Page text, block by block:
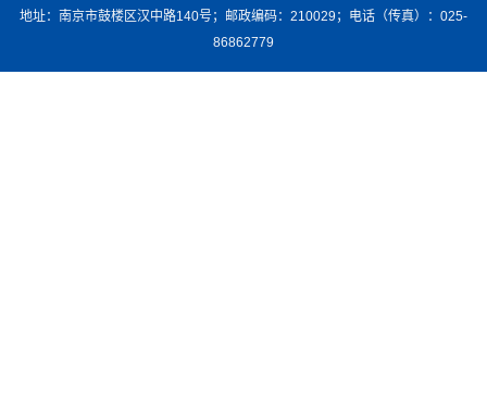
地址：南京市鼓楼区汉中路140号；邮政编码：210029；电话（传真）：025-
86862779